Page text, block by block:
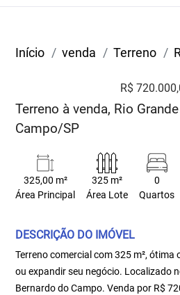
Início venda Terreno
R$
Terreno à venda, Rio
Campo/SP
325,00 m²
Área Principal
325 m²
Área Lote
0
Quartos
DESCRIÇÃO DO IMÓVEL
Terreno comercial com 325 m²,
ou expandir seu negócio. Localizado
Bernardo do Campo. Venda por R$